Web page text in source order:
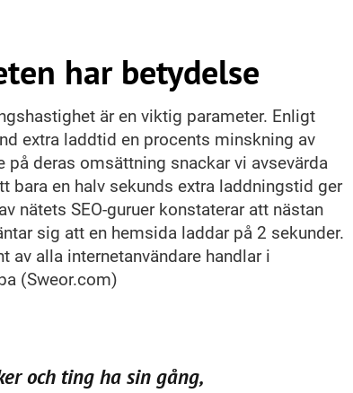
har betydelse
är en viktig parameter. Enligt
extra laddtid en procents minskning av
deras omsättning snackar vi avsevärda
en halv sekunds extra laddningstid ger
nätets SEO-guruer konstaterar att nästan
sig att en hemsida laddar på 2 sekunder.
av alla internetanvändare handlar i
(Sweor.com)